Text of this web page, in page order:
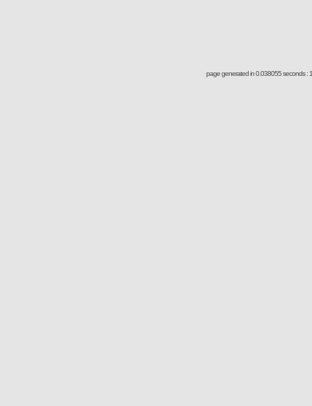
page generated in 0.038055 seconds :